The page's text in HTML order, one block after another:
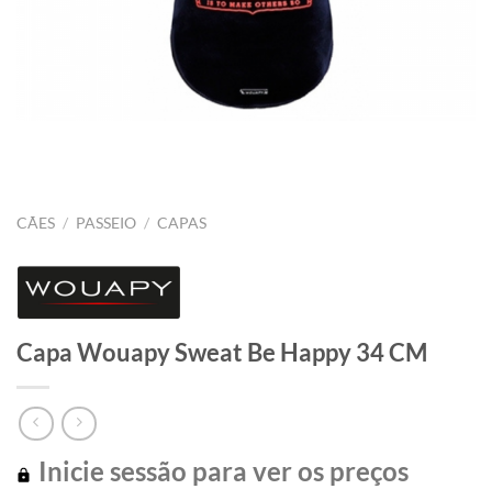
CÃES / PASSEIO / CAPAS
Capa Wouapy Sweat Be Happy 34 CM
Inicie sessão para ver os preços